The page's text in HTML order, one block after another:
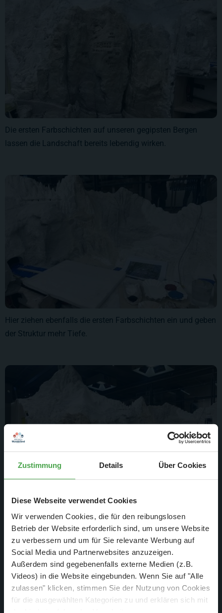
Zustimmung Details Über Cookies
Diese Webseite verwendet Cookies
Wir verwenden Cookies, die für den reibungslosen
Betrieb der Website erforderlich sind, um unsere Website
zu verbessern und um für Sie relevante Werbung auf
Social Media und Partnerwebsites anzuzeigen.
Außerdem sind gegebenenfalls externe Medien (z.B.
Videos) in die Website eingebunden. Wenn Sie auf "Alle
zulassen" klicken, stimmen Sie der Nutzung von Cookies
für die ausgewählten Kategorien zu und erklären sich mit
Die ersten Farbschichten auf unseren gegipsten Bergen
lassen die Landschaft bereits lebendig wirken.
Hier ziehen ebenfalls die ersten Farbschichten ein und geben
der Struktur mehr Tiefe.
beeindruckendes Gesamtbild, sobald das Werk vollendet ist.